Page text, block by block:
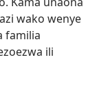
wako wenye
familia
ili